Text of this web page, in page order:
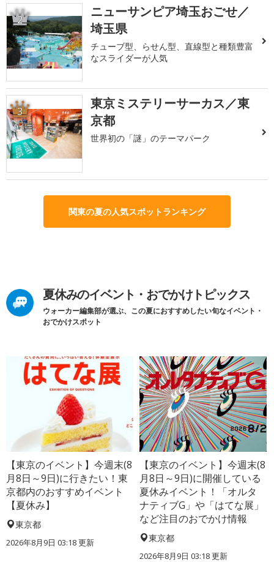
2
ニューサンピア埼玉おごせ／
埼玉県
チューブ型、らせん型、直線型と種類豊富
なスライダーが人気
3
東京ミステリーサーカス／東
京都
世界初の「謎」のテーマパーク
関東の夏の人気スポットランキング
夏休みのイベント・おでかけトピックス
ウォーカー編集部が選ぶ、この夏におすすめしたい旬なイベント・
おでかけスポット
【東京のイベント】今週末(8
月8日～9日)に行きたい！東
京都内のおすすめイベント
【夏休み】
東京都
2026年8月9日 03:18更新
【東京のイベント】今週末(8
月8日～9日)に開催している
夏休みイベント！「オルタ
ナティブG」や「はてな展」
など注目のおでかけ情報
東京都
2026年8月9日 03:18更新